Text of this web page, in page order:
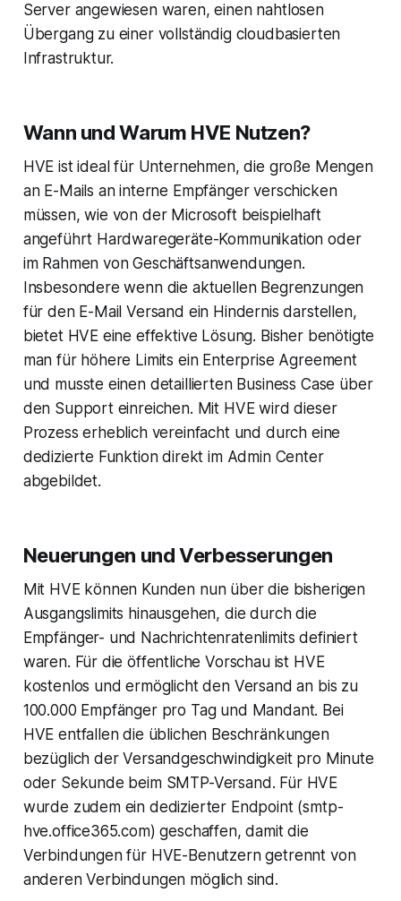
Server angewiesen waren, einen nahtlosen
Übergang zu einer vollständig cloudbasierten
Infrastruktur.
Wann und Warum HVE Nutzen?
HVE ist ideal für Unternehmen, die große Mengen
an E-Mails an interne Empfänger verschicken
müssen, wie von der Microsoft beispielhaft
angeführt Hardwaregeräte-Kommunikation oder
im Rahmen von Geschäftsanwendungen.
Insbesondere wenn die aktuellen Begrenzungen
für den E-Mail Versand ein Hindernis darstellen,
bietet HVE eine effektive Lösung. Bisher benötigte
man für höhere Limits ein Enterprise Agreement
und musste einen detaillierten Business Case über
den Support einreichen. Mit HVE wird dieser
Prozess erheblich vereinfacht und durch eine
dedizierte Funktion direkt im Admin Center
abgebildet.
Neuerungen und Verbesserungen
Mit HVE können Kunden nun über die bisherigen
Ausgangslimits hinausgehen, die durch die
Empfänger- und Nachrichtenratenlimits definiert
waren. Für die öffentliche Vorschau ist HVE
kostenlos und ermöglicht den Versand an bis zu
100.000 Empfänger pro Tag und Mandant. Bei
HVE entfallen die üblichen Beschränkungen
bezüglich der Versandgeschwindigkeit pro Minute
oder Sekunde beim SMTP-Versand. Für HVE
wurde zudem ein dedizierter Endpoint (smtp-
hve.office365.com) geschaffen, damit die
Verbindungen für HVE-Benutzern getrennt von
anderen Verbindungen möglich sind.